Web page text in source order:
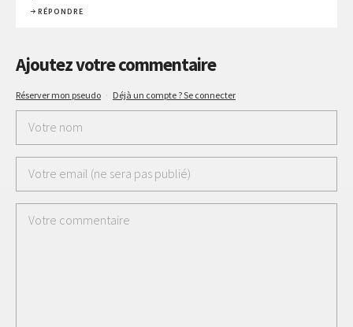
RÉPONDRE
Ajoutez votre commentaire
Réserver mon pseudo · Déjà un compte ? Se connecter